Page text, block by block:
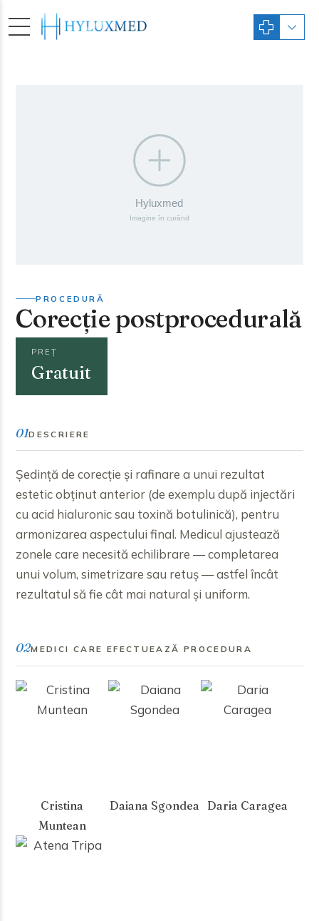
PROCEDURĂ
Corecție postprocedurală
PREȚ
Gratuit
01DESCRIERE
Ședință de corecție și rafinare a unui rezultat
estetic obținut anterior (de exemplu după injectări
cu acid hialuronic sau toxină botulinică), pentru
armonizarea aspectului final. Medicul ajustează
zonele care necesită echilibrare — completarea
unui volum, simetrizare sau retuș — astfel încât
rezultatul să fie cât mai natural și uniform.
02MEDICI CARE EFECTUEAZĂ PROCEDURA
Cristina
Muntean
Daiana Sgondea Daria Caragea